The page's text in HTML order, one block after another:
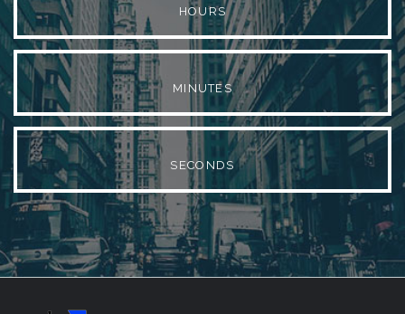
HOURS
MINUTES
SECONDS